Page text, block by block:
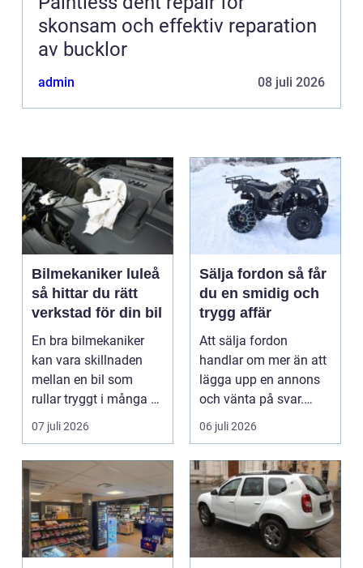
skonsam och effektiv reparation
av bucklor
admin 08 juli 2026
Bilmekaniker luleå
så hittar du rätt
verkstad för din bil
En bra bilmekaniker
kan vara skillnaden
mellan en bil som
rullar tryggt i många år
och återkommande ...
07 juli 2026
Sälja fordon så får
du en smidig och
trygg affär
Att sälja fordon
handlar om mer än att
lägga upp en annons
och vänta på svar.
Många vill få en bra
p...
06 juli 2026